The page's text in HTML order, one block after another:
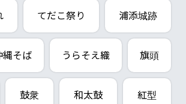
てだこ祭り 浦添城跡
縄そば うらそえ織 旗頭
鼓衆 和太鼓 紅型